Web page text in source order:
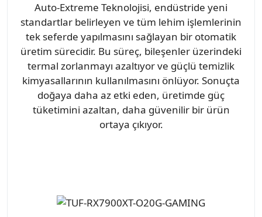
Auto-Extreme Teknolojisi, endüstride yeni
standartlar belirleyen ve tüm lehim işlemlerinin
tek seferde yapılmasını sağlayan bir otomatik
üretim sürecidir. Bu süreç, bileşenler üzerindeki
termal zorlanmayı azaltıyor ve güçlü temizlik
kimyasallarının kullanılmasını önlüyor. Sonuçta
doğaya daha az etki eden, üretimde güç
tüketimini azaltan, daha güvenilir bir ürün
ortaya çıkıyor.